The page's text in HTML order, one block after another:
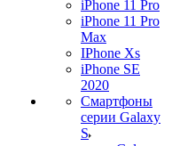
iPhone 11 Pro
iPhone 11 Pro
Max
IPhone Xs
iPhone SE
2020
Смартфоны
серии Galaxy
S